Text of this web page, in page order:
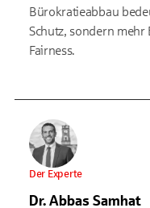
Bürokratieabbau
Schutz, sondern
Fairness.
Der Experte
Dr. Abbas Samhat